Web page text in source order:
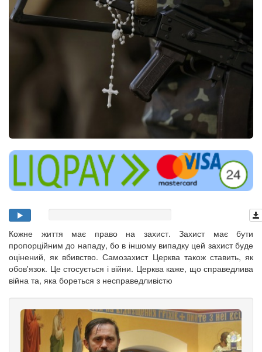
Кожне життя має право на захист. Захист має бути
пропорційним до нападу, бо в іншому випадку цей захист буде
оцінений, як вбивство. Самозахист Церква також ставить, як
обов'язок. Це стосується і війни. Церква каже, що справедлива
війна та, яка бореться з несправедливістю